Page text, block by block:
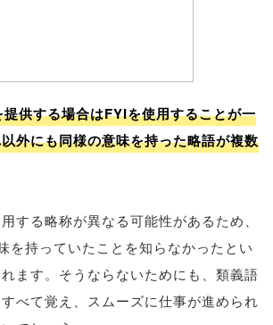
供する場合はFYIを使用することが一
外にも同様の意味を持った略語が複数
する略称が異なる可能性があるため、
を持っていたことを知らなかったとい
ます。そうならないためにも、類義語
べて覚え、スムーズに仕事が進められ